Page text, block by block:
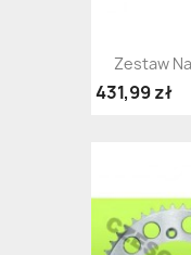
Zestaw
431,99 zł